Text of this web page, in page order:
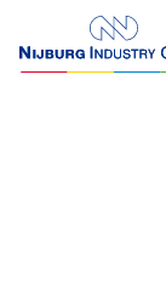
overslaan